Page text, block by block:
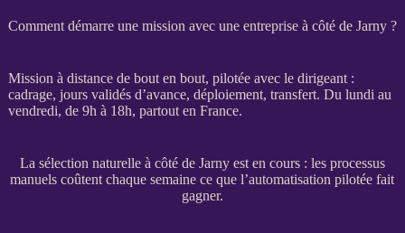
Comment démarre une mission avec une entreprise à côté de Jarny ?
Mission à distance de bout en bout, pilotée avec le dirigeant :
cadrage, jours validés d’avance, déploiement, transfert. Du lundi au
vendredi, de 9h à 18h, partout en France.
La sélection naturelle à côté de Jarny est en cours : les processus
manuels coûtent chaque semaine ce que l’automatisation pilotée fait
gagner.